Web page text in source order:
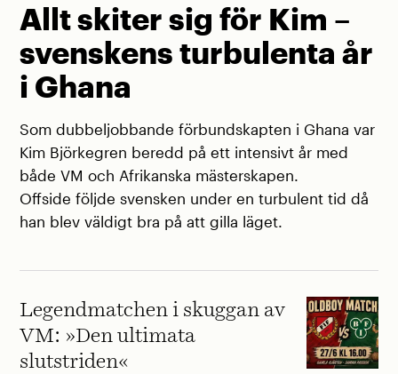
Allt skiter sig för Kim –
svenskens turbulenta år
i Ghana
Som dubbeljobbande förbundskapten i Ghana var
Kim Björkegren beredd på ett intensivt år med
både VM och Afrikanska mästerskapen.
Offside följde svensken under en turbulent tid då
han blev väldigt bra på att gilla läget.
Legendmatchen i skuggan av
VM: »Den ultimata
slutstriden«